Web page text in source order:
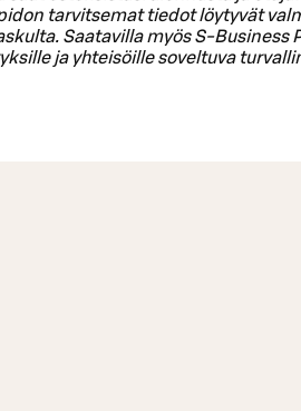
tarvitsemat tiedot löytyvät
Saatavilla myös S-Business
ja yhteisöille soveltuva